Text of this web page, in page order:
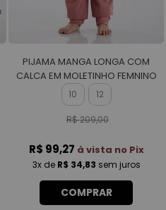
PIJAMA MANGA LONGA COM
CALCA EM MOLETINHO FEMNINO
10 12
R$ 209,00
R$ 99,27 à vista no Pix
3xde R$ 34,83 sem juros
COMPRAR